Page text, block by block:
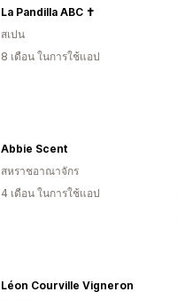
La Pandilla ABC ✝️
สเปน
8 เดือน ในการใช้แอป
Abbie Scent
สหราชอาณาจักร
4 เดือน ในการใช้แอป
Léon Courville Vigneron